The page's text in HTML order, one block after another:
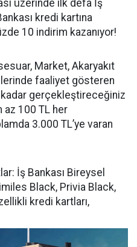
üzerinde ilk defa İş
kredi kartına
10 indirim kazanıyor!
Market, Akaryakıt
faaliyet gösteren
gerçekleştireceğiniz
az 100 TL her
3.000 TL’ye varan
İş Bankası Bireysel
Black, Privia Black,
kredi kartları,